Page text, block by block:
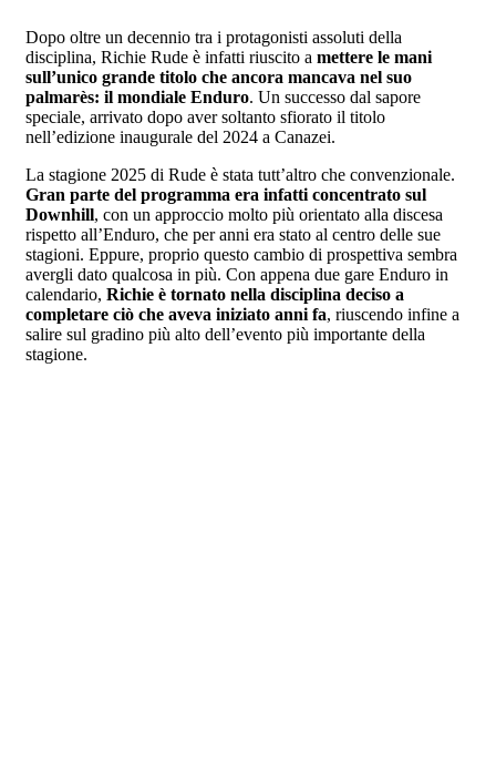
Dopo oltre un decennio tra i protagonisti assoluti della
disciplina, Richie Rude è infatti riuscito a mettere le mani
sull’unico grande titolo che ancora mancava nel suo
palmarès: il mondiale Enduro. Un successo dal sapore
speciale, arrivato dopo aver soltanto sfiorato il titolo
nell’edizione inaugurale del 2024 a Canazei.
La stagione 2025 di Rude è stata tutt’altro che convenzionale.
Gran parte del programma era infatti concentrato sul
Downhill, con un approccio molto più orientato alla discesa
rispetto all’Enduro, che per anni era stato al centro delle sue
stagioni. Eppure, proprio questo cambio di prospettiva sembra
avergli dato qualcosa in più. Con appena due gare Enduro in
calendario, Richie è tornato nella disciplina deciso a
completare ciò che aveva iniziato anni fa, riuscendo infine a
salire sul gradino più alto dell’evento più importante della
stagione.